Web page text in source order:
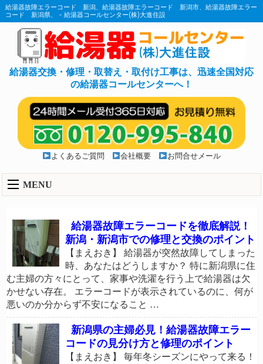
給湯器故障エラーコード 新潟、給湯器故障エラーコード 新潟市、給湯器故障エラー
コード 新潟県、 - 給湯器コールセンター(株)大進住設
給湯器交換・修理・取替え・取付け工事は、迅速全国対応
の給湯器コールセンターへ！
よくあるご質問 会社概要 お問合せメール
MENU
給湯器故障エラーコードを徹底解説！
新潟・新潟市での修理と交換のポイント
【まえおき】 給湯器が突然故障してしまった
時、あなたはどうしますか？ 特に新潟県に住
む主婦の方々にとって、家事や洗濯を行う上で給湯器は欠
かせない存在。 エラーコードが表示されているのに、何が
悪いのか分からず不安になること …
新潟県の主婦必見！給湯器故障エラー
コードの見分け方と修理のポイント
【まえおき】 毎年冬シーズンにやって来る！